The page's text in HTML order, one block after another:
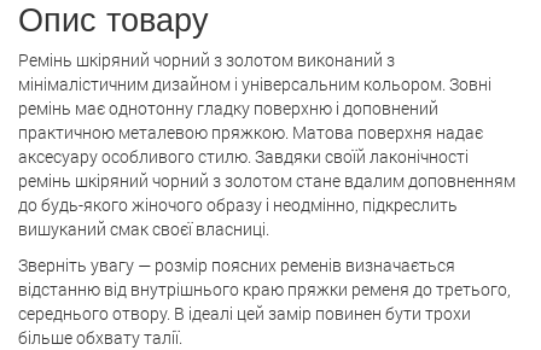
Опис товару
Ремінь шкіряний чорний з золотом виконаний з
мінімалістичним дизайном і універсальним кольором. Зовні
ремінь має однотонну гладку поверхню і доповнений
практичною металевою пряжкою. Матова поверхня надає
аксесуару особливого стилю. Завдяки своїй лаконічності
ремінь шкіряний чорний з золотом стане вдалим доповненням
до будь-якого жіночого образу і неодмінно, підкреслить
вишуканий смак своєї власниці.
Зверніть увагу — розмір поясних ременів визначається
відстанню від внутрішнього краю пряжки ременя до третього,
середнього отвору. В ідеалі цей замір повинен бути трохи
більше обхвату талії.